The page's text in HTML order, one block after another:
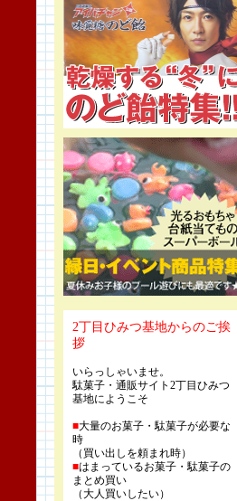
2丁目ひみつ基地からのご挨
拶
いらっしゃいませ。
駄菓子・通販サイト2丁目ひみつ
基地にようこそ
■大量のお菓子・駄菓子が必要な
時
（買い出しを頼まれ時）
■はまっているお菓子・駄菓子の
まとめ買い
（大人買いしたい）